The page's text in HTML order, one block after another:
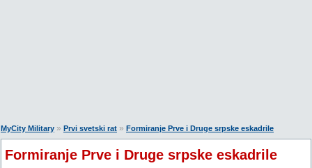
MyCity Military » Prvi svetski rat » Formiranje Prve i Druge srpske eskadrile
Formiranje Prve i Druge srpske eskadrile